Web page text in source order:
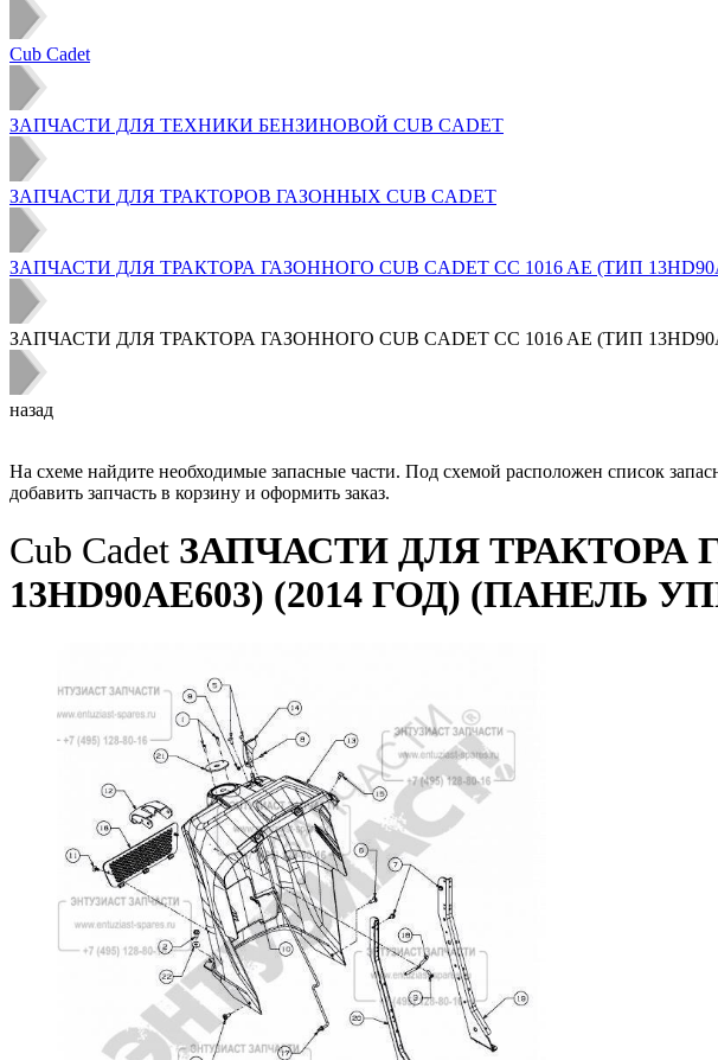
Cub Cadet
ЗАПЧАСТИ ДЛЯ ТЕХНИКИ БЕНЗИНОВОЙ CUB CADET
ЗАПЧАСТИ ДЛЯ ТРАКТОРОВ ГАЗОННЫХ CUB CADET
ЗАПЧАСТИ ДЛЯ ТРАКТОРА ГАЗОННОГО CUB CADET CC 1016 AE (ТИП
ЗАПЧАСТИ ДЛЯ ТРАКТОРА ГАЗОННОГО CUB CADET CC 1016 AE (ТИП
назад
На схеме найдите необходимые запасные части. Под схемой расположен список
добавить запчасть в корзину и оформить заказ.
Cub Cadet ЗАПЧАСТИ ДЛЯ ТРАКТОРА
13HD90AE603) (2014 ГОД) (ПАНЕЛЬ